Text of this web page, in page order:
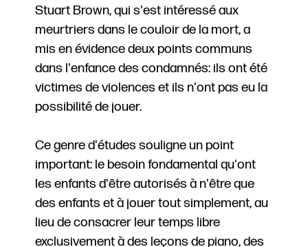
Stuart Brown, qui s'est intéressé aux
meurtriers dans le couloir de la mort, a
mis en évidence deux points communs
dans l'enfance des condamnés: ils ont été
victimes de violences et ils n'ont pas eu la
possibilité de jouer.
Ce genre d'études souligne un point
important: le besoin fondamental qu'ont
les enfants d'être autorisés à n'être que
des enfants et à jouer tout simplement, au
lieu de consacrer leur temps libre
exclusivement à des leçons de piano, des